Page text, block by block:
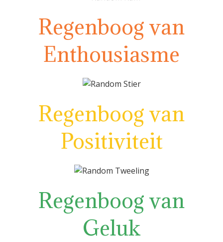
Regenboog van
Enthousiasme
Regenboog van
Positiviteit
Regenboog van
Geluk